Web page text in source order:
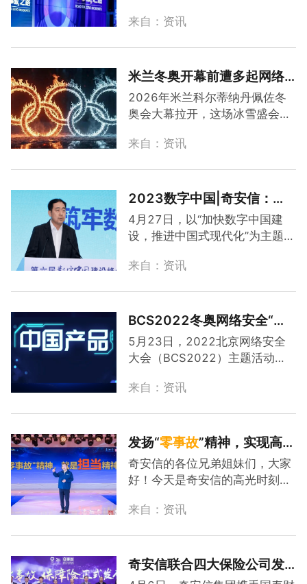
全战略峰会、冬奥
奥运会顶级赞助商代表，聚焦全
球网络空间安全、冬奥零事故经
验、体育赛事信息化和网络安全
等重大议题展开研讨。本届大会
的主题为“零
奥会网络安全独家赞助商，实现
冬奥会和冬残奥会的网络安全...
来自：资讯
米兰冬奥开幕前遭多起网络
攻击，“零事故”安全目标再成
行业焦点
2026年米兰科尔蒂纳丹佩佐冬
奥会大幕拉开，这场冰雪盛会不
络安全的攻防前线。意大利外交
兰冬奥会的网络攻击，攻击目标
涵盖海外外交使团、冬奥相关网
站及设施，科尔蒂纳丹佩佐的奥
运酒店也未能幸免，约120个目
标受到波及。
来自：资讯
2023数字中国|奇安信：
以“零事故 ”为目标 打造数字
丝绸之路安全底板
4月27日，以“加快数字中国建
设，推进中国式现代化”为主题的
开幕。奇安信集团副总裁刘勇在
丝绸之路的基础和保障，要以“
事故”为目标打造数据安全底板，
保障数字丝绸之路建设。数据安
全是数字丝绸
之路
的保障2017
年5月，习近平主席在“一带一
演讲中正式提出“数字丝绸之
路 ”。当下“一带一路”沿线...
来自：资讯
BCS2022冬奥网络安全“零
事故”宣传周压轴：解密守
护“零事故”的“中国产品”
5月23日，2022北京网络安全
大会（BCS2022）主题活动
周暨网络安全创新产品推介会进
品”集体亮相。1“中国产品”守护
北京冬奥网络安全北京冬奥会是
一个庞大的安全工程体系，几乎
应用到了奇安信集团所有产品和
各岗位类型的安全人员，并在技
之间数据的打通。在5月23日
的“中国产品”主题峰会...
来自：资讯
发扬“零事故”精神，实现高质
量发展 ——齐向东在2022
年年会上的讲话
奇安信的各位兄弟姐妹们，大家
好！今天是奇安信的高光时刻，
我们迎接奥运前线的网络安全战
诺，创造了奥运会网络安全的世
界纪录。“ 零事故”将成为奇安信
来自：资讯
奇安信联合四大保险公司发